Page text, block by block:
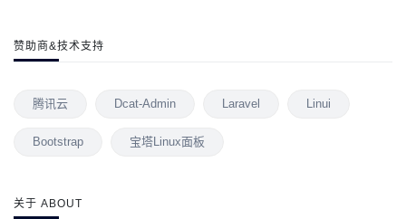
赞助商&技术支持
腾讯云 Dcat-Admin Laravel Linui
Bootstrap 宝塔Linux面板
关于 ABOUT